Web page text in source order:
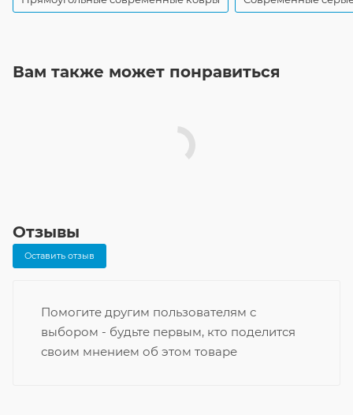
Вам также может понравиться
Отзывы
Оставить отзыв
Помогите другим пользователям с
выбором - будьте первым, кто поделится
своим мнением об этом товаре